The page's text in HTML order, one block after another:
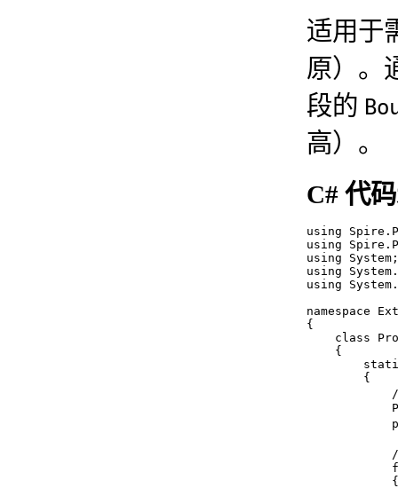
适用于
原）。
段的
高）。
C# 代
using
using
using System;
using
using
namespace
{
class
    {
        {
            {